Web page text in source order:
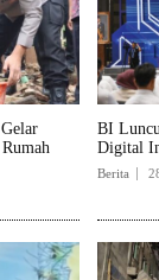
BI
Digital
Berita